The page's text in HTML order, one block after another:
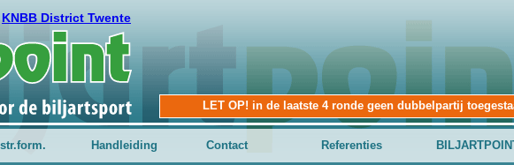
KNBB District Twente
LET OP! in de laatste 4 ronde geen dubbelpartij
Handleiding Contact Referenties